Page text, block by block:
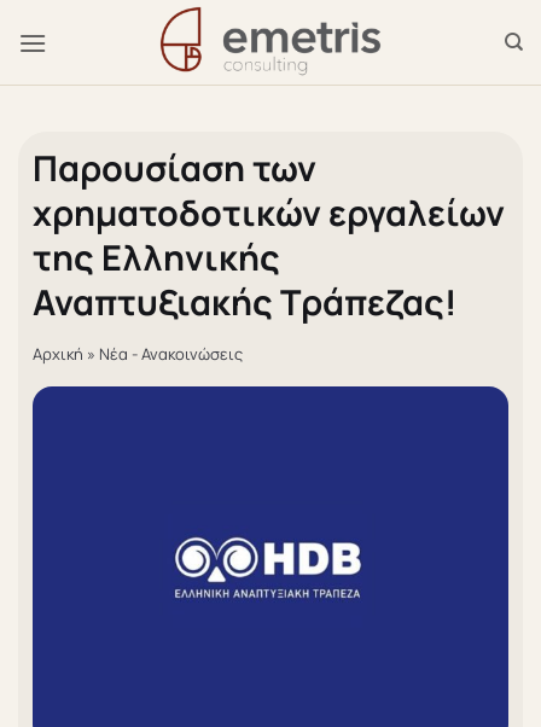
στο
Παρουσίαση των
χρηματοδοτικών εργαλείων
της Ελληνικής
Αναπτυξιακής Τράπεζας!
Αρχική » Νέα - Ανακοινώσεις